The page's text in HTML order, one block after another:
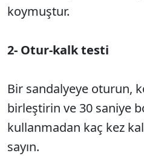
koymuştur.
2- Otur-kalk testi
Bir sandalyeye oturun,
birleştirin ve 30 saniye
kullanmadan kaç kez
sayın.